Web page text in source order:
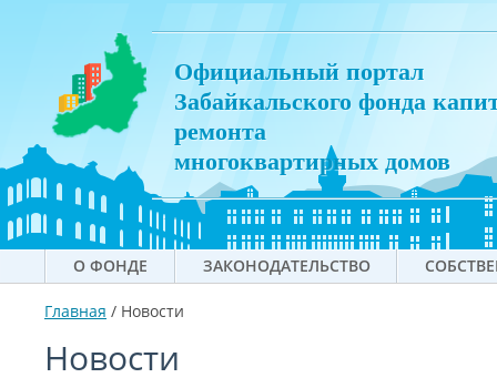
Официальный портал
Забайкальского фонда
ремонта
многоквартирных домов
О ФОНДЕ ЗАКОНОДАТЕЛЬСТВО
Главная / Новости
Новости